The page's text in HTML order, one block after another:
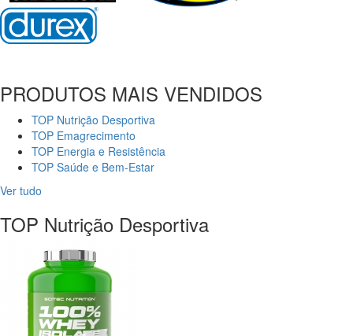
PRODUTOS MAIS VENDIDOS
TOP Nutrição Desportiva
TOP Emagrecimento
TOP Energia e Resistência
TOP Saúde e Bem-Estar
Ver tudo
TOP Nutrição Desportiva